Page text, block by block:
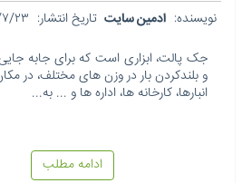
نویسنده: ادمین سایت تاریخ انتشار:
جک پالت، ابزاری است که برای جابه
و بلندکردن بار در وزن های مختلف، در
انبارها، کارخانه ها، اداره ها و ... به...
ادامه مطلب